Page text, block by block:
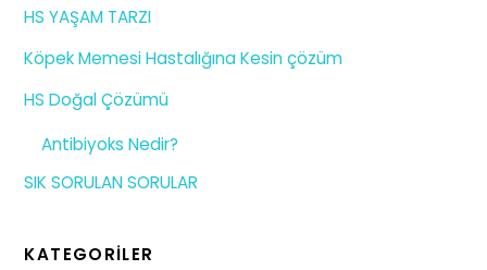
HS YAŞAM TARZI
Köpek Memesi Hastalığına Kesin çözüm
HS Doğal Çözümü
Antibiyoks Nedir?
SIK SORULAN SORULAR
KATEGORILER